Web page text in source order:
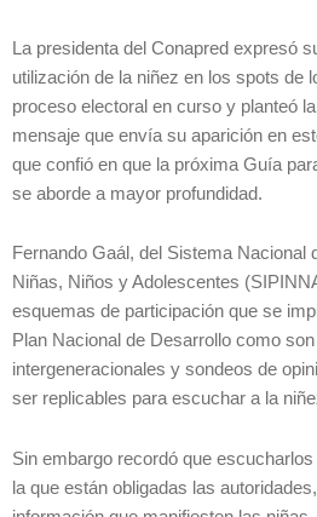
La presidenta del Conapred expresó
utilización de la niñez en los spots de
proceso electoral en curso y planteó
mensaje que envía su aparición en
que confió en que la próxima Guía
se aborde a mayor profundidad.
Fernando Gaál, del Sistema Nacional
Niñas, Niños y Adolescentes
esquemas de participación que se
Plan Nacional de Desarrollo como
intergeneracionales y sondeos de
ser replicables para escuchar a la
Sin embargo recordó que
la que están obligadas las